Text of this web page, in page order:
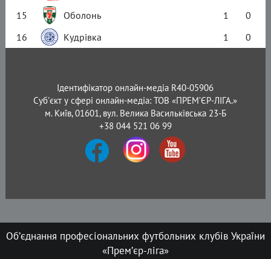
15
Оболонь 1
0
16
Кудрівка 1 0
Ідентифікатор онлайн-медіа R40-05906
Суб'єкт у сфері онлайн-медіа: ТОВ «ПРЕМ’ЄР-ЛІГА.»
м. Київ, 01601, вул. Велика Васильківська 23-Б
+38 044 521 06 99
Об’єднання професіональних футбольних клубів України
«Прем’єр-ліга»